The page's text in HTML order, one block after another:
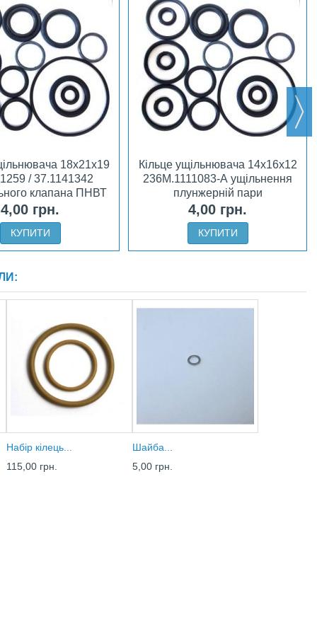
18х21х19
/ 37.1141342
клапана ПНВТ
КамАЗ
4,00 грн.
КУПИТИ
Кільце ущільнювача 14х16х12
236М.1111083-А ущільнення
плунжерній пари
4,00 грн.
КУПИТИ
Набір кілець...
115,00 грн.
Шайба...
5,00 грн.